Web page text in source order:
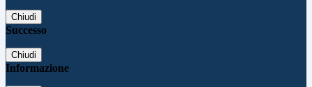
Chiudi
Successo
Chiudi
Informazione